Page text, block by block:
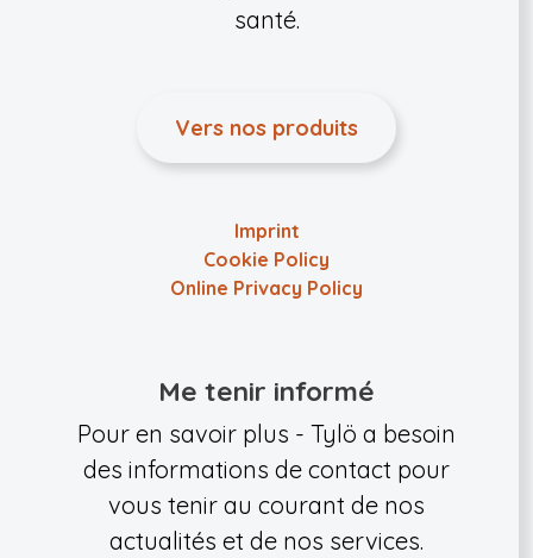
santé.
Vers nos produits
Imprint
Cookie Policy
Online Privacy Policy
Me tenir informé
Pour en savoir plus - Tylö a besoin
des informations de contact pour
vous tenir au courant de nos
actualités et de nos services.